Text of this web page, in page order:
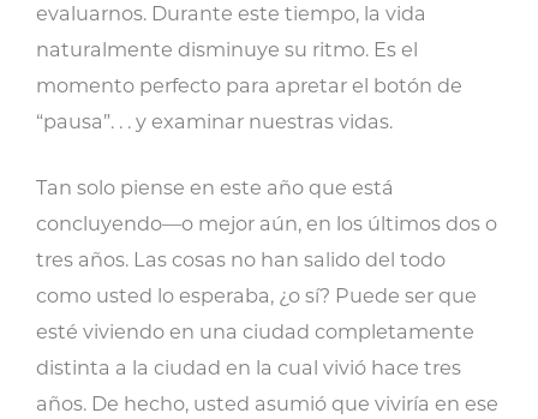
evaluarnos. Durante este tiempo, la vida
naturalmente disminuye su ritmo. Es el
momento perfecto para apretar el botón de
“pausa”. . . y examinar nuestras vidas.
Tan solo piense en este año que está
concluyendo—o mejor aún, en los últimos dos o
tres años. Las cosas no han salido del todo
como usted lo esperaba, ¿o sí? Puede ser que
esté viviendo en una ciudad completamente
distinta a la ciudad en la cual vivió hace tres
años. De hecho, usted asumió que viviría en ese